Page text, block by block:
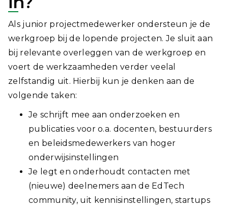
Als junior projectmedewerker ondersteun je de
werkgroep bij de lopende projecten. Je sluit aan
bij relevante overleggen van de werkgroep en
voert de werkzaamheden verder veelal
zelfstandig uit. Hierbij kun je denken aan de
volgende taken:
Je schrijft mee aan onderzoeken en
publicaties voor o.a. docenten, bestuurders
en beleidsmedewerkers van hoger
onderwijsinstellingen
Je legt en onderhoudt contacten met
(nieuwe) deelnemers aan de EdTech
community, uit kennisinstellingen, startups